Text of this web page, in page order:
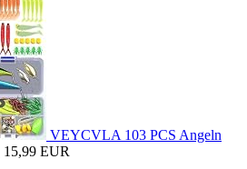
VEYCVLA 103 PCS Angeln
15,99 EUR